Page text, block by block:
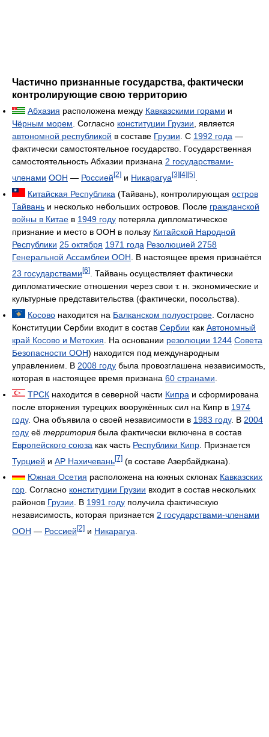
Частично признанные государства, фактически
контролирующие свою территорию
Абхазия расположена между Кавказскими горами и
Чёрным морем. Согласно конституции Грузии, является
автономной республикой в составе Грузии. С 1992 года —
фактически самостоятельное государство. Государственная
самостоятельность Абхазии признана 2 государствами-
членами ООН — Россией [2] и Никарагуа [3] [4] [5]
Китайская Республика (Тайвань), контролирующая остров
Тайвань и несколько небольших островов. После гражданской
войны в Китае в 1949 году потеряла дипломатическое
признание и место в ООН в пользу Китайской Народной
Республики 25 октября 1971 года Резолюцией 2758
Генеральной Ассамблеи ООН . В настоящее время признаётся
23 государствами [6]
. Тайвань осуществляет фактически
дипломатические отношения через свои т. н. экономические и
культурные представительства (фактически, посольства).
Косово находится на Балканском полуострове . Согласно
Конституции Сербии входит в состав Сербии как Автономный
край Косово и Метохия . На основании резолюции 1244 Совета
Безопасности ООН) находится под международным
управлением. В 2008 году была провозглашена независимость,
которая в настоящее время признана 60 странами
ТРСК находится в северной части Кипра и сформирована
после вторжения турецких вооружённых сил на Кипр в 1974
году. Она объявила о своей независимости в 1983 году. В 2004
году её территориябыла фактически включена в состав
Европейского союза как часть Республики Кипр . Признается
Турцией и АР Нахичевань[7] (в составе Азербайджана).
Южная Осетия расположена на южных склонах Кавказских
гор. Согласно конституции Грузии входит в состав нескольких
районов Грузии. В 1991 году получила фактическую
независимость, которая признается 2 государствами-членами
ООН — Россией [2] и Никарагуа